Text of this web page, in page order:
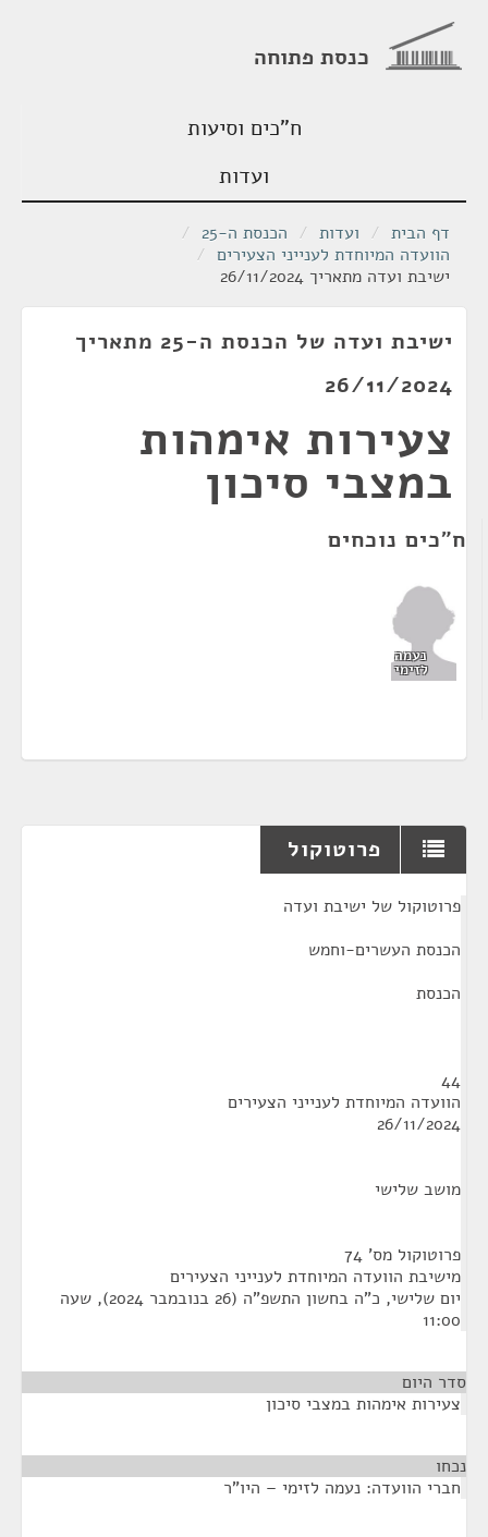
כנסת פתוחה
ח"כים וסיעות
ועדות
דף הבית / ועדות / הכנסת ה-25
/
הוועדה המיוחדת לענייני הצעירים /
ישיבת ועדה מתאריך 26/11/2024
ישיבת ועדה של הכנסת ה-25 מתאריך
26/11/2024
צעירות אימהות
במצבי סיכון
ח"כים נוכחים
נעמה
לזימי
פרוטוקול
פרוטוקול של ישיבת ועדה
הכנסת העשרים-וחמש
הכנסת
44
הוועדה המיוחדת לענייני הצעירים
26/11/2024
מושב שלישי
פרוטוקול מס' 74
מישיבת הוועדה המיוחדת לענייני הצעירים
יום שלישי, כ"ה בחשון התשפ"ה (26 בנובמבר 2024), שעה
11:00
סדר היום
צעירות אימהות במצבי סיכון
נכחו
חברי הוועדה: נעמה לזימי – היו"ר